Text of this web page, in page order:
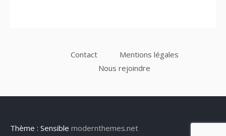
Contact
Mentions légales
Nous rejoindre
Thème : Sensible modernthemes.net